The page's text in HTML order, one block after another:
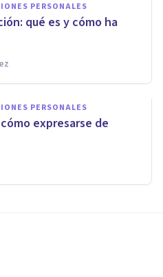
PERSONALES
qué es y cómo ha
PERSONALES
expresarse de